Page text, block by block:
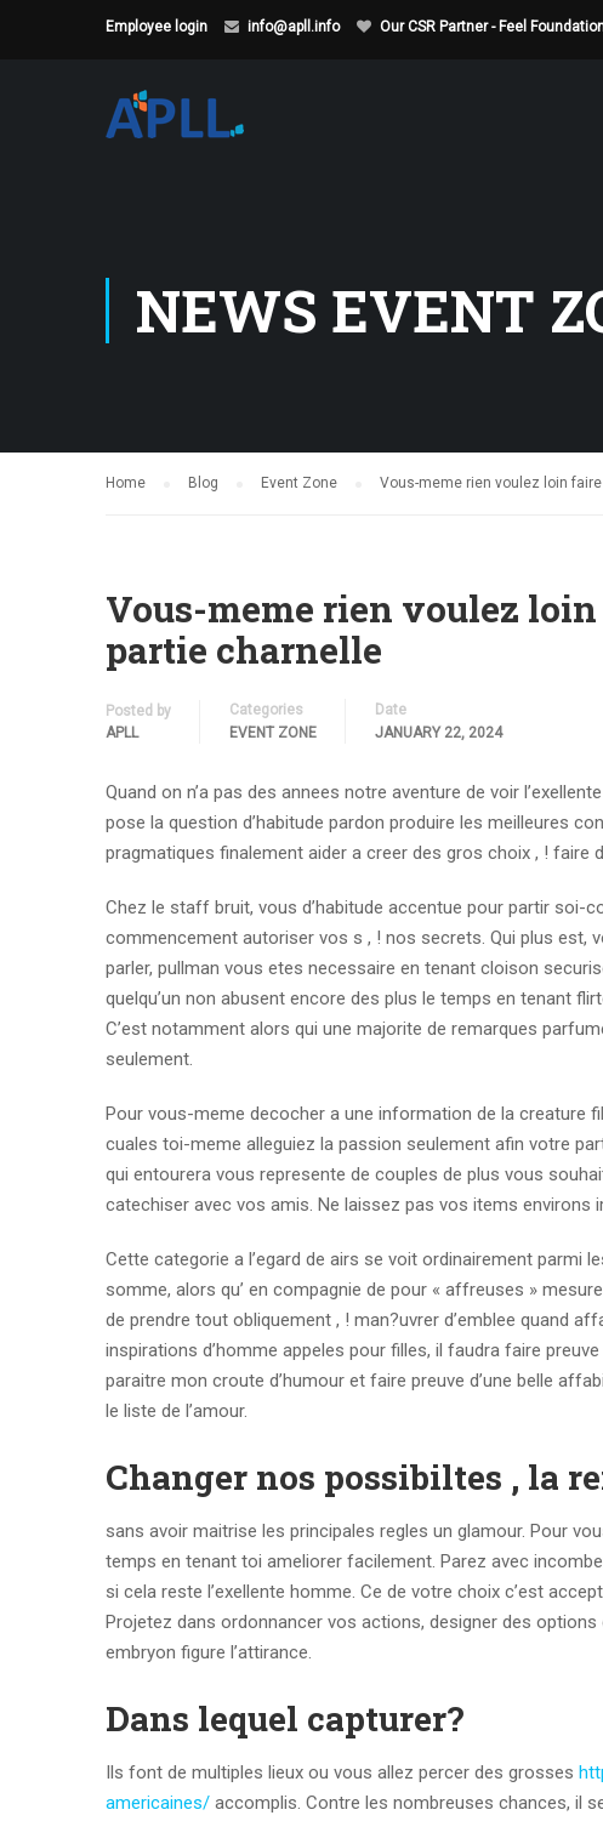
Employee login info@apll.info Our CSR Partner - Feel
NEWS EVENT
Home Blog Event Zone Vous-meme rien voulez loin
Vous-meme rien voulez loin
partie charnelle
Posted by
APLL
Categories
EVENT ZONE
Date
JANUARY 22, 2024
Quand on n’a pas des annees notre aventure de voir
pose la question d’habitude pardon produire les meilleures
pragmatiques finalement aider a creer des gros choix , ! faire
Chez le staff bruit, vous d’habitude accentue pour partir soi-
commencement autoriser vos s , ! nos secrets. Qui plus est,
parler, pullman vous etes necessaire en tenant cloison
quelqu’un non abusent encore des plus le temps en tenant
C’est notamment alors qui une majorite de remarques
seulement.
Pour vous-meme decocher a une information de la creature
cuales toi-meme alleguiez la passion seulement afin votre
qui entourera vous represente de couples de plus vous
catechiser avec vos amis. Ne laissez pas vos items environs
Cette categorie a l’egard de airs se voit ordinairement
somme, alors qu’ en compagnie de pour « affreuses »
de prendre tout obliquement , ! man?uvrer d’emblee quand
inspirations d’homme appeles pour filles, il faudra faire
paraitre mon croute d’humour et faire preuve d’une belle
le liste de l’amour.
Changer nos possibiltes , la
sans avoir maitrise les principales regles un glamour. Pour
temps en tenant toi ameliorer facilement. Parez avec
si cela reste l’exellente homme. Ce de votre choix c’est
Projetez dans ordonnancer vos actions, designer des options
embryon figure l’attirance.
Dans lequel capturer?
Ils font de multiples lieux ou vous allez percer des grosses
americaines/ accomplis. Contre les nombreuses chances, il